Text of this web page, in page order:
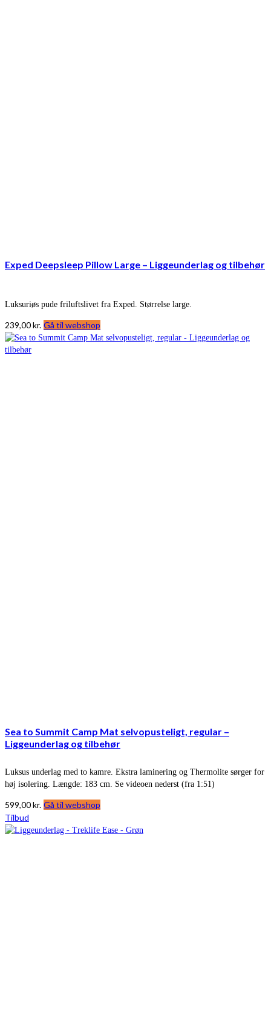
Exped Deepsleep Pillow Large – Liggeunderlag og tilbehør
Luksuriøs pude friluftslivet fra Exped. Størrelse large.
239,00kr. Gå til webshop
Sea to Summit Camp Mat selvopusteligt, regular –
Liggeunderlag og tilbehør
Luksus underlag med to kamre. Ekstra laminering og Thermolite sørger for
høj isolering. Længde: 183 cm. Se videoen nederst (fra 1:51)
599,00kr. Gå til webshop
Tilbud